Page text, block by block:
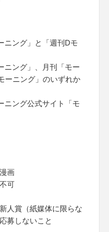
ング」と「週刊Dモ
ング」、月刊「モー
ーニング」のいずれか
ング公式サイト「モ
画
可
人賞（紙媒体に限らな
募しないこと